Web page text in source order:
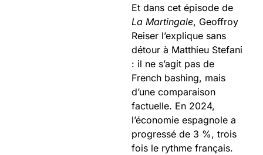
Et dans cet épisode de
La Martingale, Geoffroy
Reiser l’explique sans
détour à Matthieu Stefani
: il ne s’agit pas de
French bashing, mais
d’une comparaison
factuelle. En 2024,
l’économie espagnole a
progressé de 3 %, trois
fois le rythme français.